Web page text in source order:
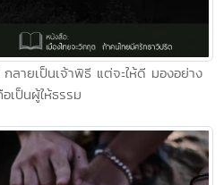
ายเป็นเจ้าพิธี แต่จะให้ดี มองอย่าง
เป็นผู้ให้ธรรม